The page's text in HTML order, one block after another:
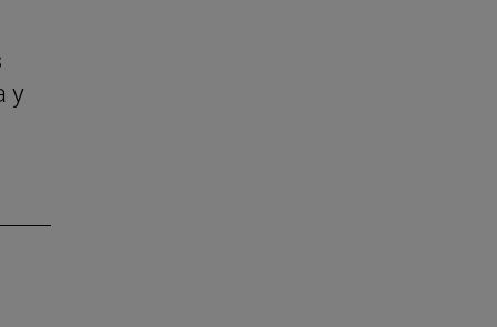
y